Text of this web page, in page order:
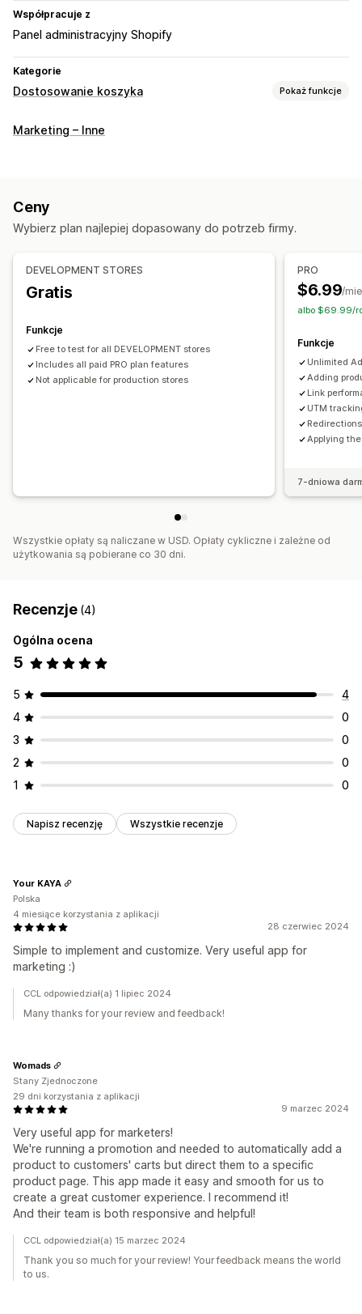
Współpracuje z
Panel administracyjny Shopify
Kategorie
Dostosowanie koszyka Pokaż funkcje
Wyświetlanie koszyka
Rabaty zbiorcze
Personalizacja realizacji zakupu
Sprzedaż droższych produktów za pomocą jednego
kliknięcia
Współdzielenie koszyka
Marketing – Inne
Ceny
Wybierz plan najlepiej dopasowany do potrzeb firmy.
DEVELOPMENT STORES
Gratis
Funkcje
Free to test for all DEVELOPMENT stores
Includes all paid PRO plan features
Not applicable for production stores
PRO
$6.99/
albo $69.99/
Funkcje
Unlimited
Adding
Link
UTM
Redirections
Applying
7-dniowa
Wszystkie opłaty są naliczane w USD. Opłaty cykliczne i zależne od
użytkowania są pobierane co 30 dni.
Recenzje (4)
Ogólna ocena
5
5
4
4
0
3
0
2
0
1
0
Napisz recenzję Wszystkie recenzje
28 czerwiec 2024
Simple to implement and customize. Very useful app for
marketing :)
Your KAYA
Polska
4 miesiące korzystania z aplikacji
CCL odpowiedział(a) 1 lipiec 2024
Many thanks for your review and feedback!
9 marzec 2024
Very useful app for marketers!
We're running a promotion and needed to automatically add a
product to customers' carts but direct them to a specific
product page. This app made it easy and smooth for us to
create a great customer experience. I recommend it!
And their team is both responsive and helpful!
Womads
Stany Zjednoczone
29 dni korzystania z aplikacji
CCL odpowiedział(a) 15 marzec 2024
Thank you so much for your review! Your feedback means the world
to us.